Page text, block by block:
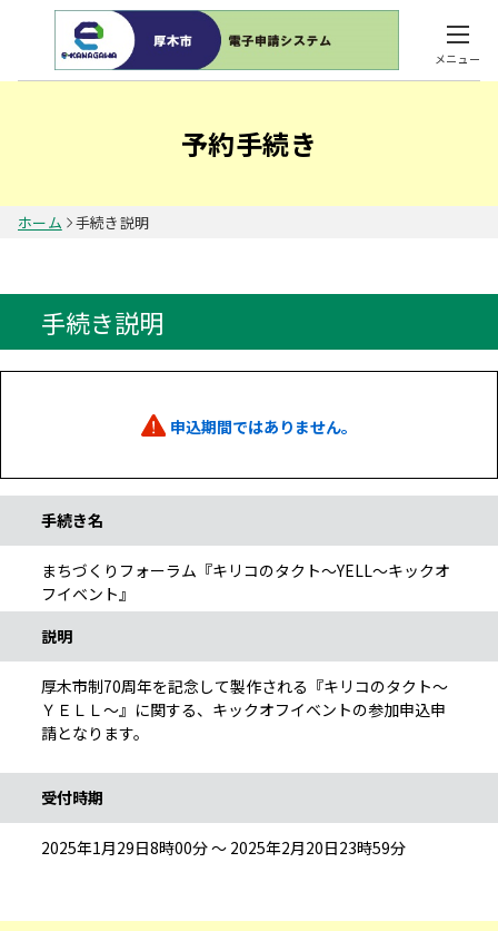
メニュー
予約手続き
ホーム 手続き説明
手続き説明
申込期間ではありません。
手続き名
まちづくりフォーラム『キリコのタクト～YELL～キックオ
フイベント』
説明
厚木市制70周年を記念して製作される『キリコのタクト～
ＹＥＬＬ～』に関する、キックオフイベントの参加申込申
請となります。
受付時期
2025年1月29日8時00分 ～ 2025年2月20日23時59分